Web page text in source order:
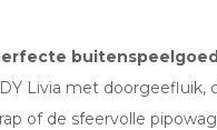
Livia met doorgeefluik,
of de sfeervolle